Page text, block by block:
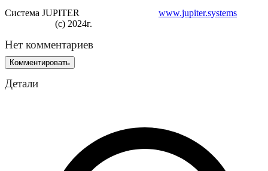
Система JUPITER www.jupiter.systems
(с) 2024г.
Нет комментариев
Комментировать
Детали